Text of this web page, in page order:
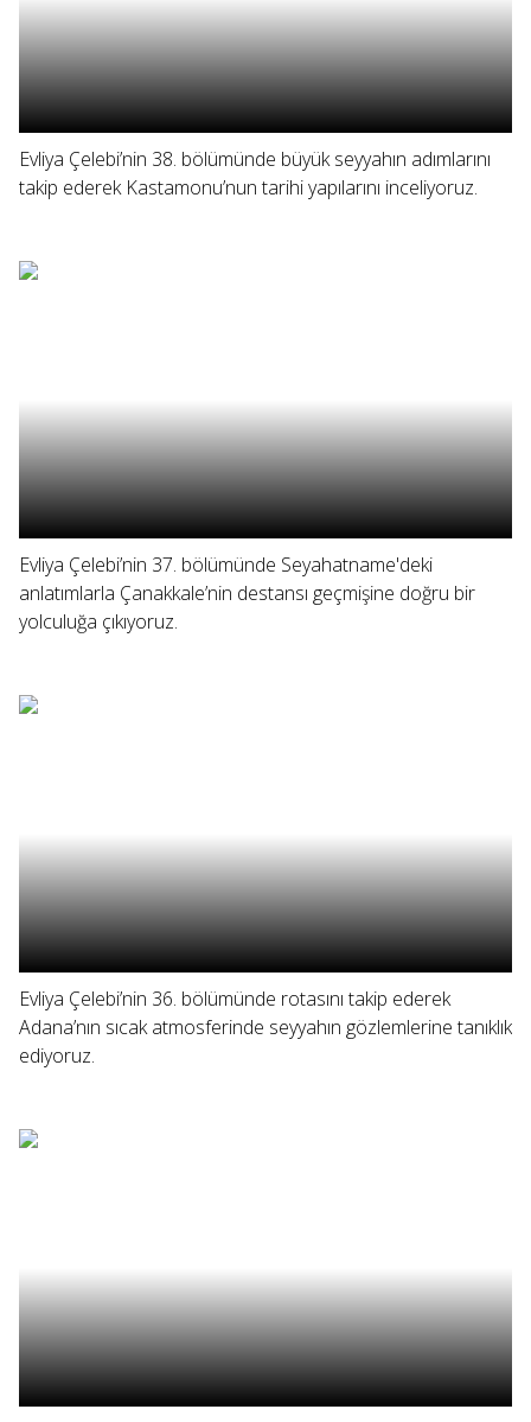
Evliya Çelebi’nin 38. bölümünde büyük seyyahın adımlarını
takip ederek Kastamonu’nun tarihi yapılarını inceliyoruz.
Evliya Çelebi’nin 37. bölümünde Seyahatname'deki
anlatımlarla Çanakkale’nin destansı geçmişine doğru bir
yolculuğa çıkıyoruz.
Evliya Çelebi’nin 36. bölümünde rotasını takip ederek
Adana’nın sıcak atmosferinde seyyahın gözlemlerine tanıklık
ediyoruz.